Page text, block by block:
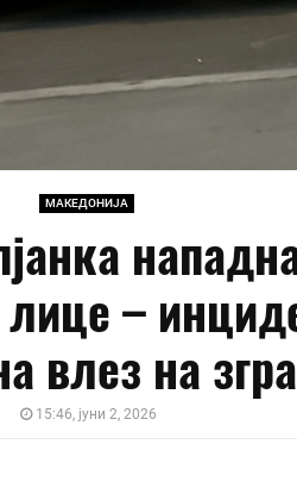
МАКЕДОНИЈА
–
влез на
15:46, јуни 2, 2026